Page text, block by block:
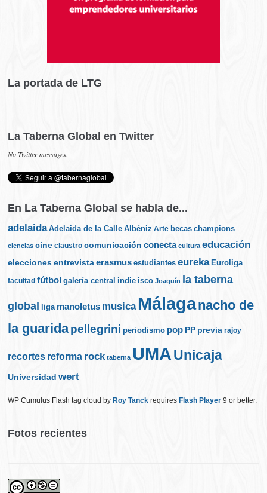
La portada de LTG
La Taberna Global en Twitter
No Twitter messages.
En La Taberna Global se habla de...
adelaida Adelaida de la Calle Albéniz Arte becas champions
ciencias cine claustro comunicación conecta cultura educación
elecciones entrevista erasmus estudiantes eureka Euroliga
facultad fútbol galería central indie isco Joaquín la taberna
global liga manoletus musica Málaganacho de
la guaridapellegrini periodismo pop PP previa rajoy
recortes reforma rock taberna UMA Unicaja
Universidad wert
WP Cumulus Flash tag cloud by Roy Tanck requires Flash Player 9 or better.
Fotos recientes